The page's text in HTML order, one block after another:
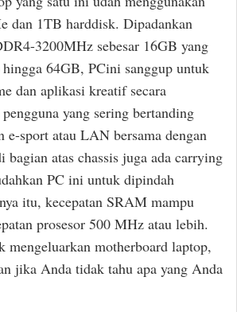
dan 1TB harddisk. Dipadankan
3200MHz sebesar 16GB yang
64GB, PCini sanggup untuk
dan aplikasi kreatif secara
yang sering bertanding
e-sport atau LAN bersama dengan
bagian atas chassis juga ada carrying
PC ini untuk dipindah
itu, kecepatan SRAM mampu
prosesor 500 MHz atau lebih.
mengeluarkan motherboard laptop,
jika Anda tidak tahu apa yang Anda